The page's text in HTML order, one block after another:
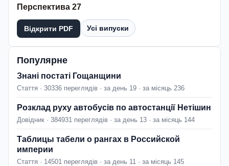
Перспектива 27
Відкрити PDF Усі випуски
Популярне
Знані постаті Гощанщини
Стаття · 30336 переглядів · за день 19 · за місяць 236
Розклад руху автобусів по автостанції Нетішин
Довідник · 384931 переглядів · за день 13 · за місяць 144
Таблицы табели о рангах в Российской
империи
Стаття · 14501 переглядів · за день 11 · за місяць 145